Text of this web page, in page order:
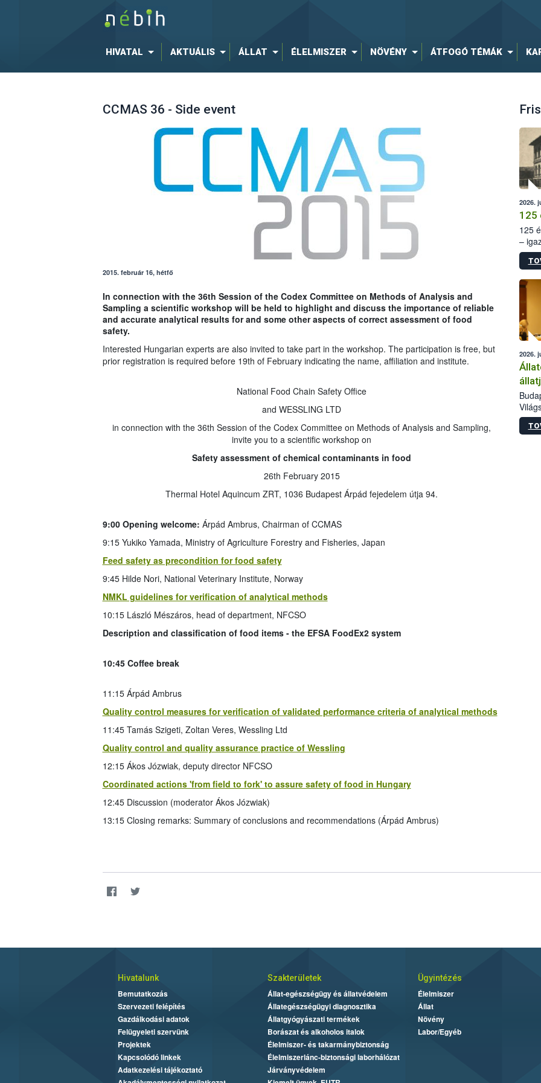
HIVATAL AKTUÁLIS ÁLLAT ÉLELMISZER NÖVÉNY ÁTFOGÓ TÉMÁK
CCMAS 36 - Side event
2015. február 16, hétfő
In connection with the 36th Session of the Codex Committee on Methods of Analysis and
Sampling a scientific workshop will be held to highlight and discuss the importance of reliable
and accurate analytical results for and some other aspects of correct assessment of food
safety.
Interested Hungarian experts are also invited to take part in the workshop. The participation is free, but
prior registration is required before 19th of February indicating the name, affiliation and institute.
National Food Chain Safety Office
and WESSLING LTD
in connection with the 36th Session of the Codex Committee on Methods of Analysis and Sampling,
invite you to a scientific workshop on
Safety assessment of chemical contaminants in food
26th February 2015
Thermal Hotel Aquincum ZRT, 1036 Budapest Árpád fejedelem útja 94.
9:00 Opening welcome: Árpád Ambrus, Chairman of CCMAS
9:15 Yukiko Yamada, Ministry of Agriculture Forestry and Fisheries, Japan
Feed safety as precondition for food safety
9:45 Hilde Nori, National Veterinary Institute, Norway
NMKL guidelines for verification of analytical methods
10:15 László Mészáros, head of department, NFCSO
Description and classification of food items - the EFSA FoodEx2 system
10:45 Coffee break
11:15 Árpád Ambrus
Quality control measures for verification of validated performance criteria of analytical methods
11:45 Tamás Szigeti, Zoltan Veres, Wessling Ltd
Quality control and quality assurance practice of Wessling
12:15 Ákos Józwiak, deputy director NFCSO
Coordinated actions 'from field to fork' to assure safety of food in Hungary
12:45 Discussion (moderator Ákos Józwiak)
13:15 Closing remarks: Summary of conclusions and recommendations (Árpád Ambrus)
2026.
125
125
–
15.
2026.
Az
Hivatalunk
Bemutatkozás
Szervezeti felépítés
Gazdálkodási adatok
Felügyeleti szervünk
Projektek
Kapcsolódó linkek
Adatkezelési tájékoztató
Szakterületek
Állat-egészségügy és állatvédelem
Állategészségügyi diagnosztika
Állatgyógyászati termékek
Borászat és alkoholos italok
Élelmiszer- és takarmánybiztonság
Élelmiszerlánc-biztonsági laborhálózat
Járványvédelem
Ügyintézés
Élelmiszer
Állat
Növény
Labor/Egyéb